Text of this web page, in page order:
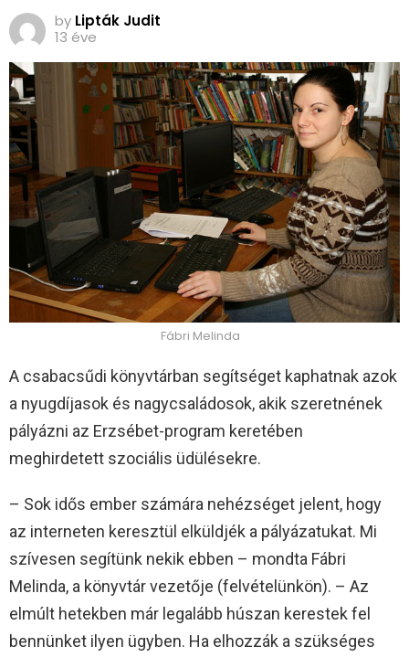
by Lipták Judit
13 éve
Fábri Melinda
A csabacsűdi könyvtárban segítséget kaphatnak azok
a nyugdíjasok és nagycsaládosok, akik szeretnének
pályázni az Erzsébet-program keretében
meghirdetett szociális üdülésekre.
– Sok idős ember számára nehézséget jelent, hogy
az interneten keresztül elküldjék a pályázatukat. Mi
szívesen segítünk nekik ebben – mondta Fábri
Melinda, a könyvtár vezetője (felvételünkön). – Az
elmúlt hetekben már legalább húszan kerestek fel
bennünket ilyen ügyben. Ha elhozzák a szükséges